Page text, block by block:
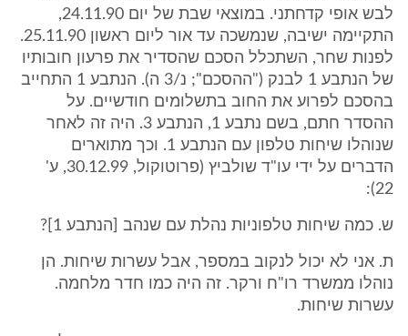
לבש אופי קדחתני. במוצאי שבת של יום 24.11.90,
התקיימה ישיבה, שנמשכה עד אור ליום ראשון 25.11.90.
לפנות שחר, השתכלל הסכם שהסדיר את פרעון חובותיו
של הנתבע 1 לבנק ("ההסכם"; נ/3 ה). הנתבע 1 התחייב
בהסכם לפרוע את החוב בתשלומים חודשיים. על
ההסדר חתם, בשם נתבע 1, הנתבע 3. היה זה לאחר
שנוהלו שיחות טלפון עם הנתבע 1. וכך מתוארים
הדברים על ידי עו"ד שולביץ (פרוטוקול, 30.12.99, ע'
22):
ש. כמה שיחות טלפוניות נהלת עם שנהב [הנתבע 1]?
ת. אני לא יכול לנקוב במספר, אבל עשרות שיחות. הן
נוהלו ממשרד רו"ח ורקר. זה היה כמו חדר מלחמה.
עשרות שיחות.